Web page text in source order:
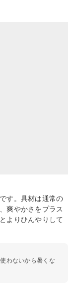
す。具材は通常の
爽やかさをプラス
よりひんやりして
わないから暑くな